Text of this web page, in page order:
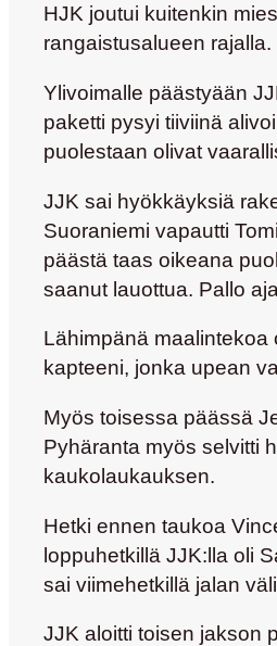
HJK joutui kuitenkin
rangaistusalueen rajalla.
Ylivoimalle päästyään
paketti pysyi tiiviinä
puolestaan olivat
JJK sai hyökkäyksiä
Suoraniemi vapautti
päästä taas oikeana
saanut lauottua. Pallo
Lähimpänä maalintekoa
kapteeni, jonka upean
Myös toisessa päässä
Pyhäranta myös selvitti
kaukolaukauksen.
Hetki ennen taukoa
loppuhetkillä JJK:lla oli
sai viimehetkillä jalan
JJK aloitti toisen jakson